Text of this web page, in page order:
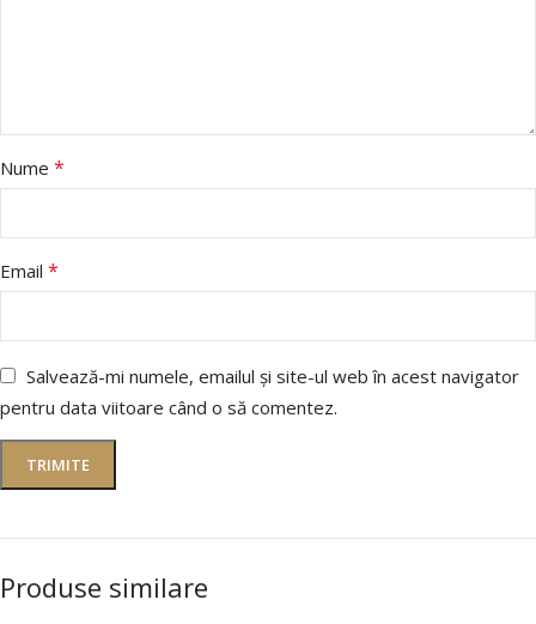
Nume *
Email *
Salvează-mi numele, emailul și site-ul web în acest navigator
pentru data viitoare când o să comentez.
Produse similare